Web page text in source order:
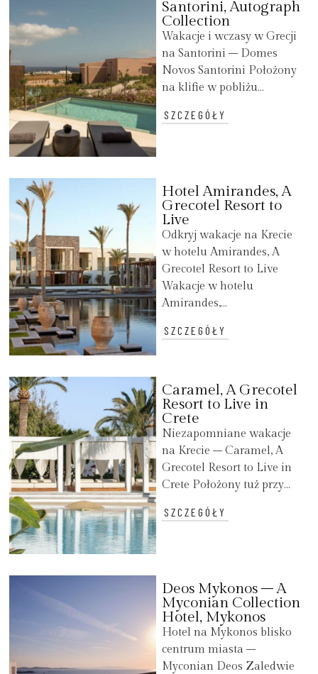
Santorini, Autograph
Collection
Wakacje i wczasy w Grecji
na Santorini – Domes
Novos Santorini Położony
na klifie w pobliżu...
SZCZEGÓŁY
Hotel Amirandes, A
Grecotel Resort to
Live
Odkryj wakacje na Krecie
w hotelu Amirandes, A
Grecotel Resort to Live
Wakacje w hotelu
Amirandes,...
SZCZEGÓŁY
Caramel, A Grecotel
Resort to Live in
Crete
Niezapomniane wakacje
na Krecie – Caramel, A
Grecotel Resort to Live in
Crete Położony tuż przy...
SZCZEGÓŁY
Deos Mykonos – A
Myconian Collection
Hotel, Mykonos
Hotel na Mykonos blisko
centrum miasta –
Myconian Deos Zaledwie